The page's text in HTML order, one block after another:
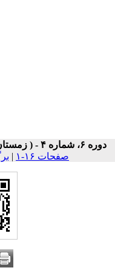
دوره ۶، شماره ۴ - ( زمستان ۱۴۰۴ )
صفحات ۱۶-۱
|